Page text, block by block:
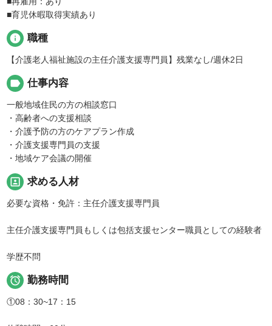
■育児休暇取得実績あり
info 職種
【介護老人福祉施設の主任介護支援専門員】残業なし/週休2日
label 仕事内容
一般地域住民の方の相談窓口
・高齢者への支援相談
・介護予防の方のケアプラン作成
・介護支援専門員の支援
・地域ケア会議の開催
portrait 求める人材
必要な資格・免許：主任介護支援専門員
主任介護支援専門員もしくは包括支援センター職員としての経験者
学歴不問
 勤務時間
①08：30~17：15